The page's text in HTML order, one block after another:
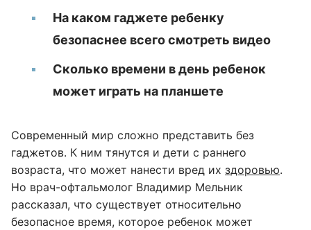
На каком гаджете ребенку
безопаснее всего смотреть видео
Сколько времени в день ребенок
может играть на планшете
Современный мир сложно представить без
гаджетов. К ним тянутся и дети с раннего
возраста, что может нанести вред их здоровью.
Но врач-офтальмолог Владимир Мельник
рассказал, что существует относительно
безопасное время, которое ребенок может